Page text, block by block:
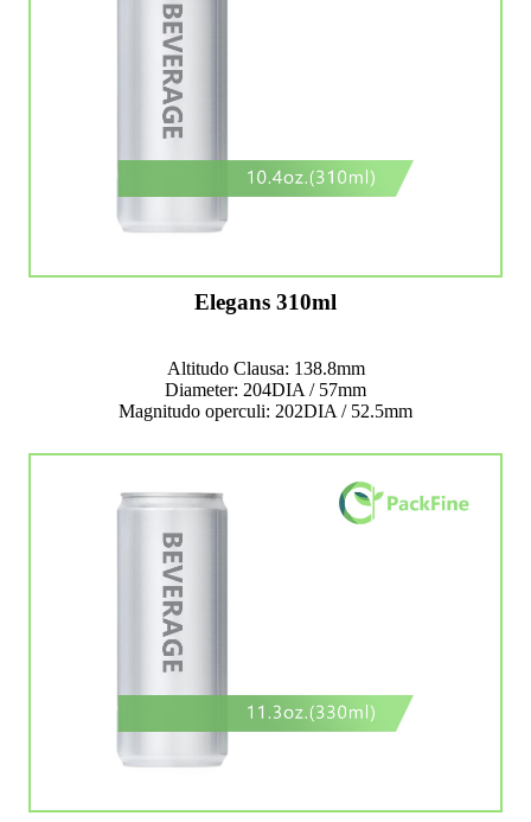
Elegans 310ml
Altitudo Clausa: 138.8mm
Diameter: 204DIA / 57mm
Magnitudo operculi: 202DIA / 52.5mm